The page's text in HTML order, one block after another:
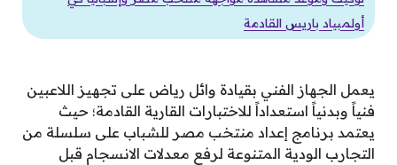
أولمبياد باريس القادمة
يعمل الجهاز الفني بقيادة وائل رياض على تجهيز اللاعبين
فنياً وبدنياً استعداداً للاختبارات القارية القادمة؛ حيث
يعتمد برنامج إعداد منتخب مصر للشباب على سلسلة من
التجارب الودية المتنوعة لرفع معدلات الانسجام قبل